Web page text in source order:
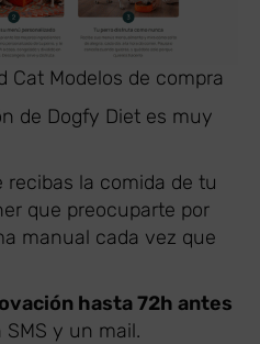
Cat Modelos de compra
de Dogfy Diet es muy
la comida de tu
que preocuparte por
manual cada vez que
hasta 72h antes
y un mail.